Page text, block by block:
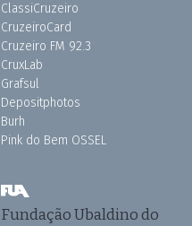
ClassiCruzeiro
CruzeiroCard
Cruzeiro FM 92.3
CruxLab
Grafsul
Depositphotos
Burh
Pink do Bem OSSEL
Fundação Ubaldino do